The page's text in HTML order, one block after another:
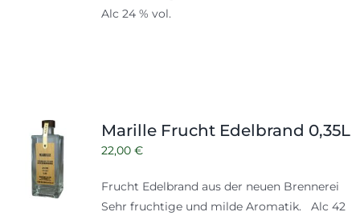
Alc 24 % vol.
Marille Frucht Edelbrand 0,35L
22,00 €
Frucht Edelbrand aus der neuen Brennerei
Sehr fruchtige und milde Aromatik. Alc 42